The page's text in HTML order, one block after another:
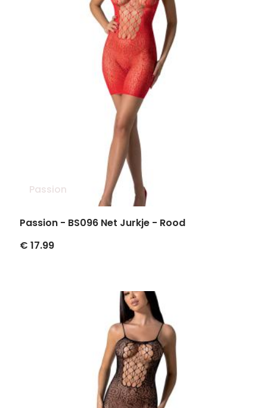
Passion
Passion - BS096 Net Jurkje - Rood
€ 17.99